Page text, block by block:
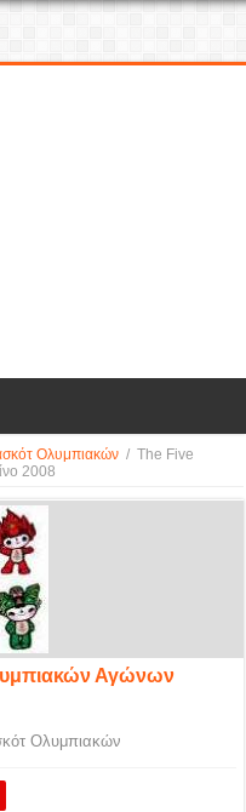
Ολυμπιακών / The Five
2008
Αγώνων
Ολυμπιακών